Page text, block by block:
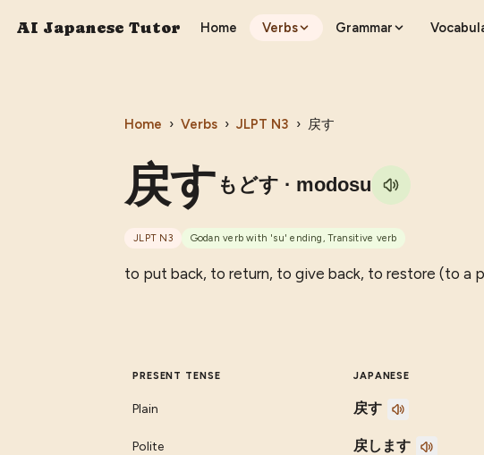
AI Japanese Tutor Home Verbs Grammar
Home › Verbs › JLPT N3 › 戻す
戻す もどす · modosu
JLPT N3 Godan verb with 'su' ending, Transitive verb
to put back, to return, to give back, to restore (to a
PRESENT TENSE JAPANESE
Plain 戻す
Polite 戻します